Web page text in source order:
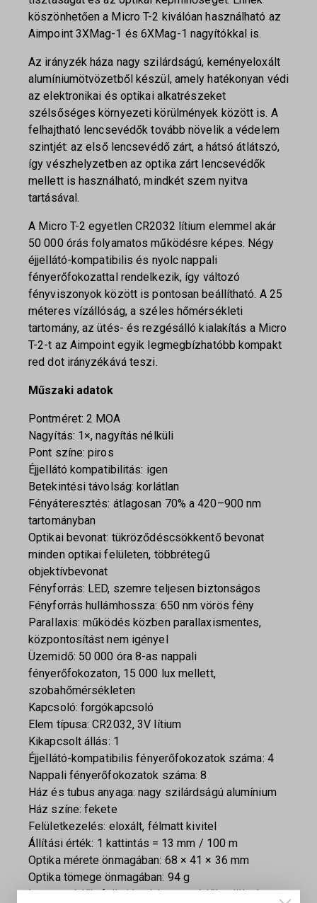
köszönhetően a Micro T-2 kiválóan használható az
Aimpoint 3XMag-1 és 6XMag-1 nagyítókkal is.
Az irányzék háza nagy szilárdságú, keményeloxált
alumíniumötvözetből készül, amely hatékonyan védi
az elektronikai és optikai alkatrészeket
szélsőséges környezeti körülmények között is. A
felhajtható lencsevédők tovább növelik a védelem
szintjét: az első lencsevédő zárt, a hátsó átlátszó,
így vészhelyzetben az optika zárt lencsevédők
mellett is használható, mindkét szem nyitva
tartásával.
A Micro T-2 egyetlen CR2032 lítium elemmel akár
50 000 órás folyamatos működésre képes. Négy
éjjellátó-kompatibilis és nyolc nappali
fényerőfokozattal rendelkezik, így változó
fényviszonyok között is pontosan beállítható. A 25
méteres vízállóság, a széles hőmérsékleti
tartomány, az ütés- és rezgésálló kialakítás a Micro
T-2-t az Aimpoint egyik legmegbízhatóbb kompakt
red dot irányzékává teszi.
Műszaki adatok
Pontméret: 2 MOA
Nagyítás: 1×, nagyítás nélküli
Pont színe: piros
Éjjellátó kompatibilitás: igen
Betekintési távolság: korlátlan
Fényáteresztés: átlagosan 70% a 420–900 nm
tartományban
Optikai bevonat: tükröződéscsökkentő bevonat
minden optikai felületen, többrétegű
objektívbevonat
Fényforrás: LED, szemre teljesen biztonságos
Fényforrás hullámhossza: 650 nm vörös fény
Parallaxis: működés közben parallaxismentes,
központosítást nem igényel
Üzemidő: 50 000 óra 8-as nappali
fényerőfokozaton, 15 000 lux mellett,
szobahőmérsékleten
Kapcsoló: forgókapcsoló
Elem típusa: CR2032, 3V lítium
Kikapcsolt állás: 1
Éjjellátó-kompatibilis fényerőfokozatok száma: 4
Nappali fényerőfokozatok száma: 8
Ház és tubus anyaga: nagy szilárdságú alumínium
Ház színe: fekete
Felületkezelés: eloxált, félmatt kivitel
Állítási érték: 1 kattintás = 13 mm / 100 m
Optika mérete önmagában: 68 × 41 × 36 mm
Optika tömege önmagában: 94 g
Lencsevédők: felhajtható lencsevédők, elöl zárt,